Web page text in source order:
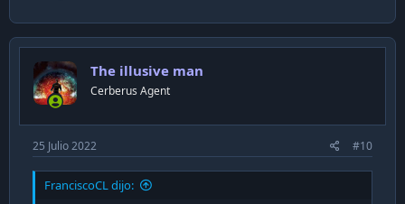
The illusive man
Cerberus Agent
25 Julio 2022 #10
FranciscoCL dijo: